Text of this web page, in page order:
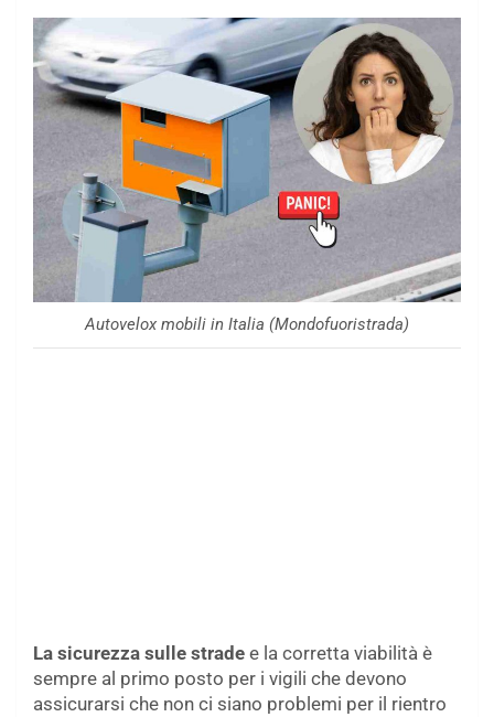
Autovelox mobili in Italia (Mondofuoristrada)
La sicurezza sulle strade e la corretta viabilità è
sempre al primo posto per i vigili che devono
assicurarsi che non ci siano problemi per il rientro